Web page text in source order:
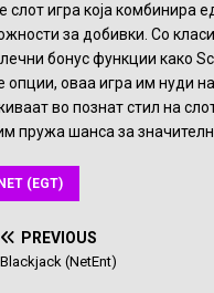
слот игра која комбинира
за добивки. Со
бонус функции како
опции, оваа игра им нуди
во познат стил на
пружа шанса за
(EGT)
PREVIOUS
Blackjack (NetEnt)